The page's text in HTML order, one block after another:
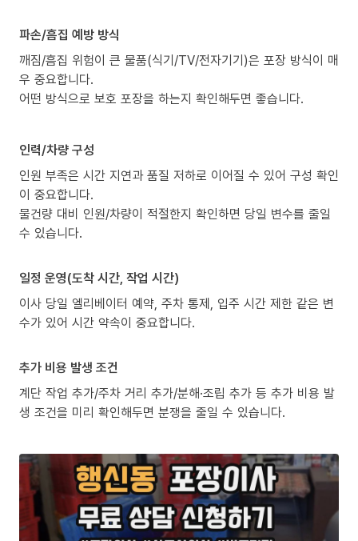
파손/흠집 예방 방식
깨짐/흠집 위험이 큰 물품(식기/TV/전자기기)은 포장 방식이 매
우 중요합니다.
어떤 방식으로 보호 포장을 하는지 확인해두면 좋습니다.
인력/차량 구성
인원 부족은 시간 지연과 품질 저하로 이어질 수 있어 구성 확인
이 중요합니다.
물건량 대비 인원/차량이 적절한지 확인하면 당일 변수를 줄일
수 있습니다.
일정 운영(도착 시간, 작업 시간)
이사 당일 엘리베이터 예약, 주차 통제, 입주 시간 제한 같은 변
수가 있어 시간 약속이 중요합니다.
추가 비용 발생 조건
계단 작업 추가/주차 거리 추가/분해·조립 추가 등 추가 비용 발
생 조건을 미리 확인해두면 분쟁을 줄일 수 있습니다.